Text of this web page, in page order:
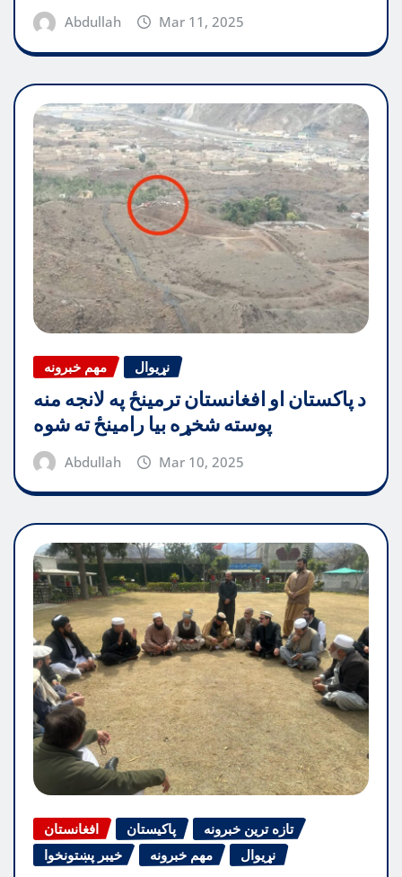
Abdullah Mar 11, 2025
مهم خبرونه نړیوال
د پاکستان او افغانستان ترمینځ په لانجه منه
پوسته شخړه بیا رامینځ ته شوه
Abdullah Mar 10, 2025
افغانستان پاکیستان
تازه ترین خبرونه
خیبر پښتونخوا
مهم خبرونه نړیوال